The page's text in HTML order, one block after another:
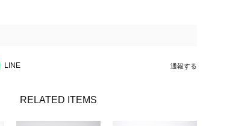
LINE 通報する
RELATED ITEMS